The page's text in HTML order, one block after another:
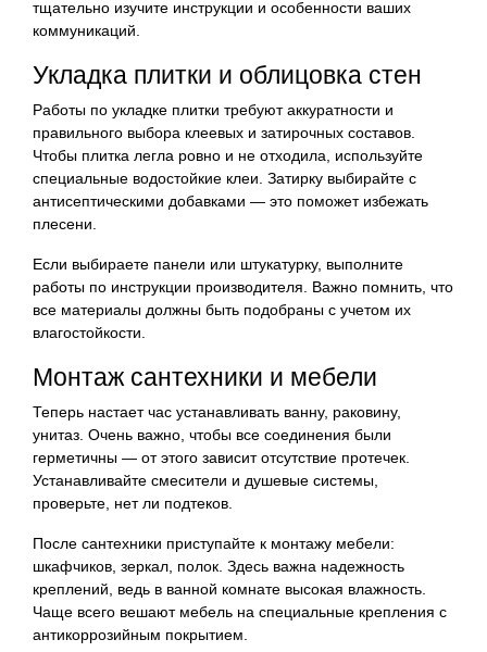
тщательно изучите инструкции и особенности ваших
коммуникаций.
Укладка плитки и облицовка стен
Работы по укладке плитки требуют аккуратности и
правильного выбора клеевых и затирочных составов.
Чтобы плитка легла ровно и не отходила, используйте
специальные водостойкие клеи. Затирку выбирайте с
антисептическими добавками — это поможет избежать
плесени.
Если выбираете панели или штукатурку, выполните
работы по инструкции производителя. Важно помнить, что
все материалы должны быть подобраны с учетом их
влагостойкости.
Монтаж сантехники и мебели
Теперь настает час устанавливать ванну, раковину,
унитаз. Очень важно, чтобы все соединения были
герметичны — от этого зависит отсутствие протечек.
Устанавливайте смесители и душевые системы,
проверьте, нет ли подтеков.
После сантехники приступайте к монтажу мебели:
шкафчиков, зеркал, полок. Здесь важна надежность
креплений, ведь в ванной комнате высокая влажность.
Чаще всего вешают мебель на специальные крепления с
антикоррозийным покрытием.